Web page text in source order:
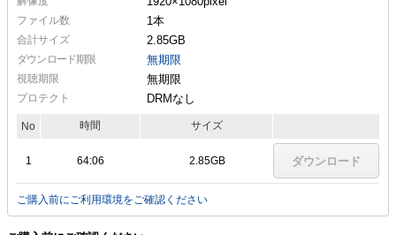
ファイル数 1本
合計サイズ 2.85GB
ダウンロード期限 無期限
視聴期限 無期限
プロテクト DRMなし
No 時間 サイズ
1 64:06 2.85GB ダウンロード
ご購入前にご利用環境をご確認ください